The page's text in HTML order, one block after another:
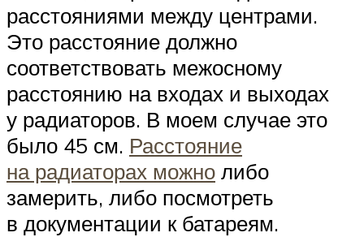
расстояниями между центрами.
Это расстояние должно
соответствовать межосному
расстоянию на входах и выходах
у радиаторов. В моем случае это
было 45 см. Расстояние
на радиаторах можно либо
замерить, либо посмотреть
в документации к батареям.